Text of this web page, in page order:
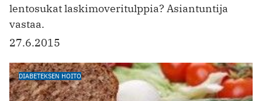
lentosukat laskimoveritulppia? Asiantuntija
vastaa.
27.6.2015
DIABETEKSEN HOITO